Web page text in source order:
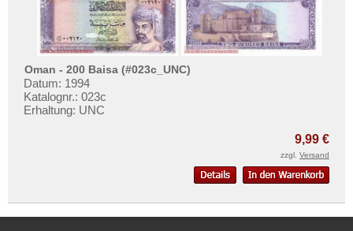
Oman - 200 Baisa (#023c_UNC)
Datum: 1994
Katalognr.: 023c
Erhaltung: UNC
9,99 €
zzgl. Versand